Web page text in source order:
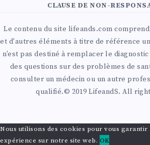
CLAUSE DE NON-
Le contenu du site lifeands.com
et d'autres éléments à titre de référence
n'est pas destiné à remplacer le diagnostic
des questions sur des problèmes de
consulter un médecin ou un autre
qualifié.© 2019 LifeandS. All
Nous utilisons des cookies pour vous
expérience sur notre site web. OK